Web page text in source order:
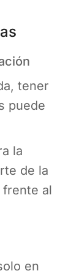
tener
puede
la
de la
frente al
en